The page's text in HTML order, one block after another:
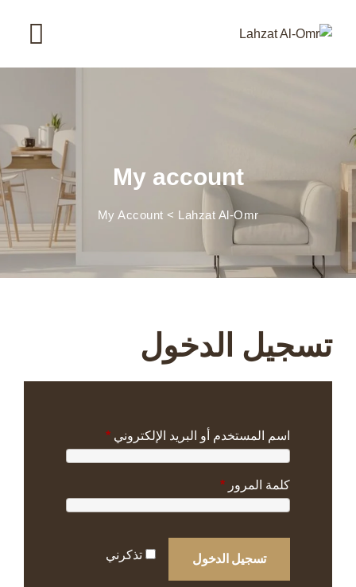
My account
Lahzat Al-Omr
>
My Account
تسجيل الدخول
اسم المستخدم أو البريد الإلكتروني *مطلوبة
كلمة المرور *مطلوبة
تذكرني تسجيل الدخول